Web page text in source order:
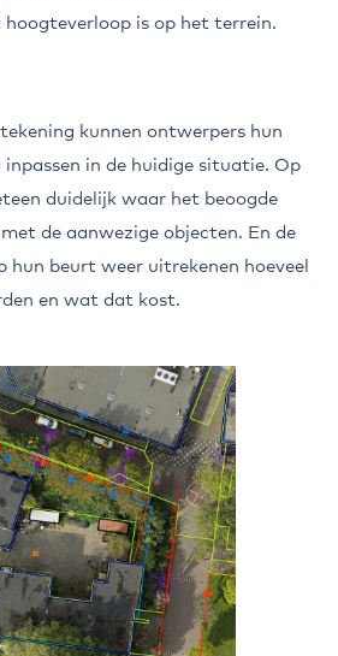
is op het terrein.
kunnen ontwerpers hun
in de huidige situatie. Op
duidelijk waar het beoogde
de aanwezige objecten. En de
hun beurt weer uitrekenen hoeveel
en wat dat kost.